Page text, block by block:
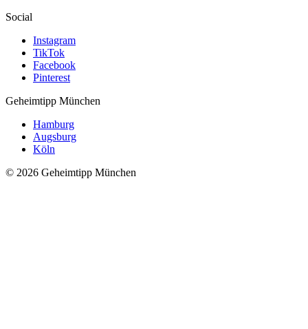
Social
Instagram
TikTok
Facebook
Pinterest
Geheimtipp München
Hamburg
Augsburg
Köln
© 2026 Geheimtipp München